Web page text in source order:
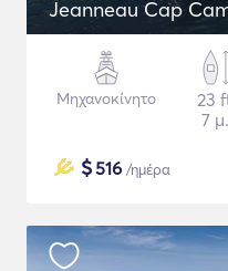
Jeanneau Cap
Μηχανοκίνητο
23
7 μ.
$516 /ημέρα